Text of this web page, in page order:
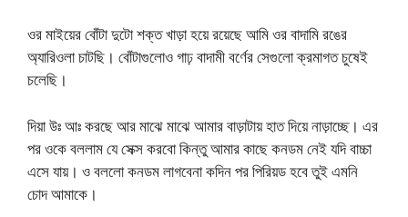
ওর মাইয়ের বোঁটা দুটো শক্ত খাড়া হয়ে রয়েছে আমি ওর বাদামি রঙের
অ্যারিওলা চাটছি। বোঁটাগুলোও গাঢ় বাদামী বর্ণের সেগুলো ক্রমাগত চুষেই
চলেছি।
দিয়া উঃ আঃ করছে আর মাঝে মাঝে আমার বাড়াটায় হাত দিয়ে নাড়াচ্ছে। এর
পর ওকে বললাম যে সেক্স করবো কিন্তু আমার কাছে কনডম নেই যদি বাচ্চা
এসে যায়। ও বললো কনডম লাগবেনা কদিন পর পিরিয়ড হবে তুই এমনি
চোদ আমাকে।